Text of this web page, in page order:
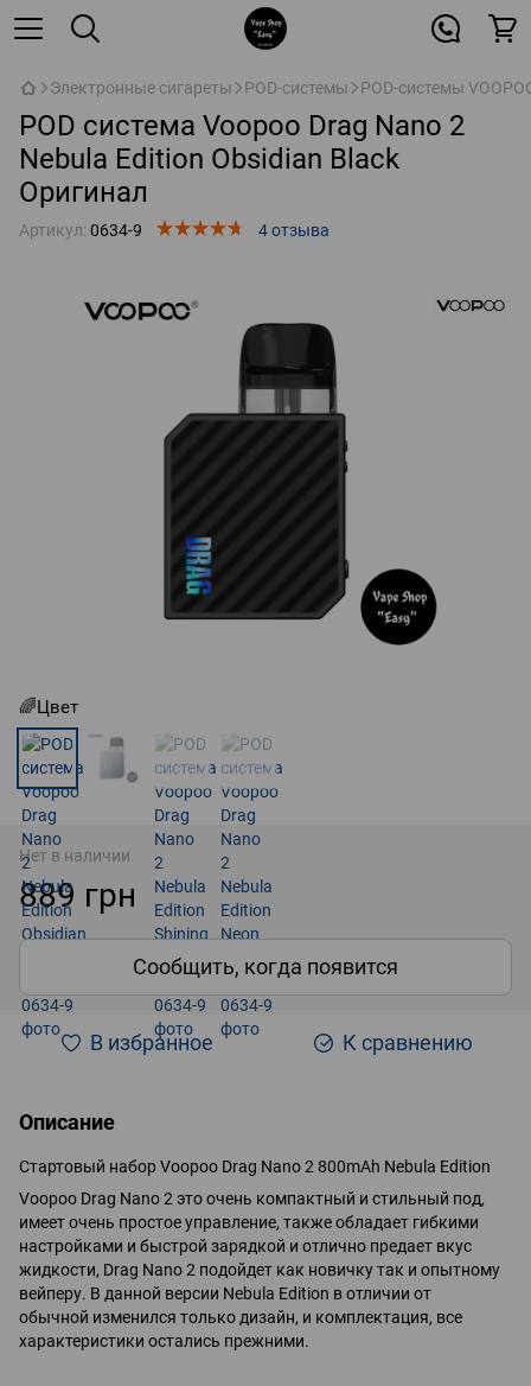
Электронные сигареты POD-системы POD-системы
POD система Voopoo Drag Nano 2
Nebula Edition Obsidian Black
Оригинал
Артикул: 0634-9 4 отзыва
🌈Цвет
Нет в наличии
889 грн
Сообщить, когда появится
В избранное К сравнению
Описание
Стартовый набор Voopoo Drag Nano 2 800mAh Nebula Edition
Voopoo Drag Nano 2 это очень компактный и стильный под,
имеет очень простое управление, также обладает гибкими
настройками и быстрой зарядкой и отлично предает вкус
жидкости, Drag Nano 2 подойдет как новичку так и опытному
вейперу. В данной версии Nebula Edition в отличии от
обычной изменился только дизайн, и комплектация, все
характеристики остались прежними.